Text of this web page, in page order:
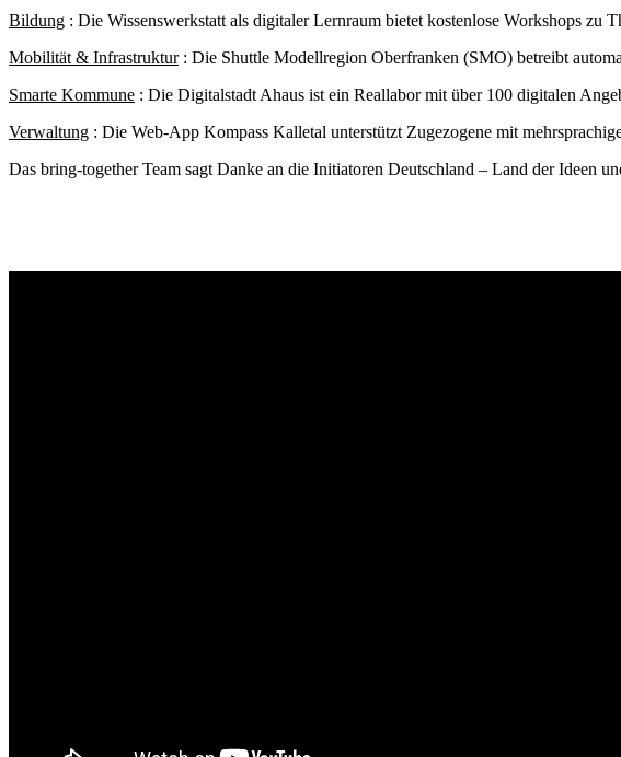
Bildung : Die Wissenswerkstatt als digitaler Lernraum bietet kostenlose Workshops
Mobilität & Infrastruktur: Die Shuttle Modellregion Oberfranken (SMO) betreibt
Smarte Kommune : Die Digitalstadt Ahaus ist ein Reallabor mit über 100 digitalen
Verwaltung : Die Web-App Kompass Kalletal unterstützt Zugezogene mit
Das bring-together Team sagt Danke an die Initiatoren Deutschland – Land der Ideen